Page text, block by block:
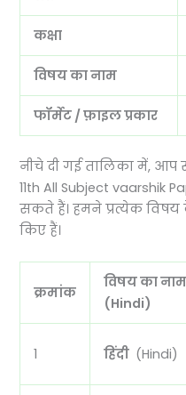
कक्षा
विषय का नाम
फॉर्मेट / फ़ाइल प्रकार
नीचे दी गई तालिका में, आप
11th All Subject vaarshik
सकते हैं। हमने प्रत्येक
किए हैं।
क्रमांक
विषय का नाम
(Hindi)
1 हिंदी (Hindi)